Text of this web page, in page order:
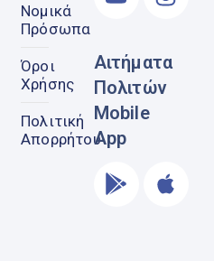
Νομικά
Πρόσωπα
Όροι
Χρήσης
Πολιτική
Απορρήτου
Αιτήματα
Πολιτών
Mobile
App